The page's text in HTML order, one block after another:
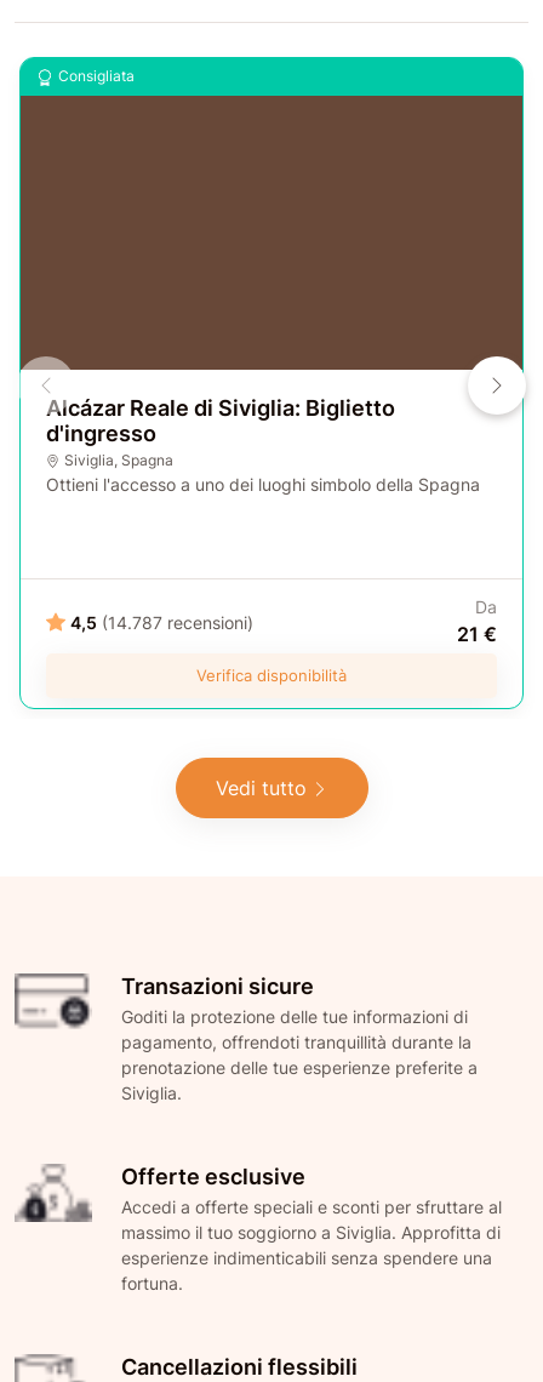
Consigliata
Alcázar Reale di Siviglia: Biglietto
d'ingresso
Siviglia, Spagna
Ottieni l'accesso a uno dei luoghi simbolo della Spagna
4,5 (14.787 recensioni)
Da
21 €
Verifica disponibilità
Vedi tutto
Transazioni sicure
Goditi la protezione delle tue informazioni di
pagamento, offrendoti tranquillità durante la
prenotazione delle tue esperienze preferite a
Siviglia.
Offerte esclusive
Accedi a offerte speciali e sconti per sfruttare al
massimo il tuo soggiorno a Siviglia. Approfitta di
esperienze indimenticabili senza spendere una
fortuna.
Cancellazioni flessibili